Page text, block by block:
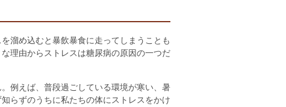
溜め込むと暴飲暴食に走ってしまうことも
理由からストレスは糖尿病の原因の一つだ
例えば、普段過ごしている環境が寒い、暑
らずのうちに私たちの体にストレスをかけ